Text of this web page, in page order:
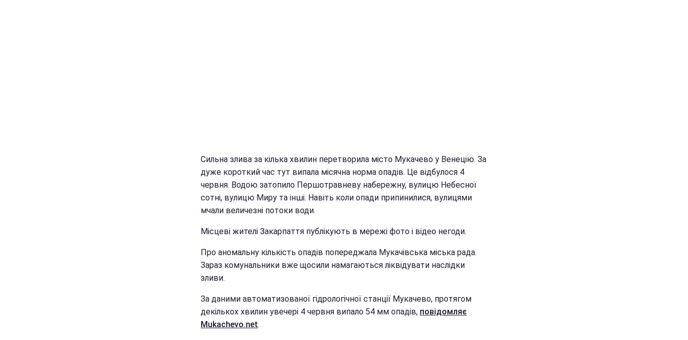
Сильна злива за кілька хвилин перетворила місто Мукачево у Венецію. За
дуже короткий час тут випала місячна норма опадів. Це відбулося 4
червня. Водою затопило Першотравневу набережну, вулицю Небесної
сотні, вулицю Миру та інші. Навіть коли опади припинилися, вулицями
мчали величезні потоки води.
Місцеві жителі Закарпаття публікують в мережі фото і відео негоди.
Про аномальну кількість опадів попереджала Мукачівська міська рада.
Зараз комунальники вже щосили намагаються ліквідувати наслідки
зливи.
За даними автоматизованої гідрологічної станції Мукачево, протягом
декількох хвилин увечері 4 червня випало 54 мм опадів, повідомляє
Мukachevo.net.